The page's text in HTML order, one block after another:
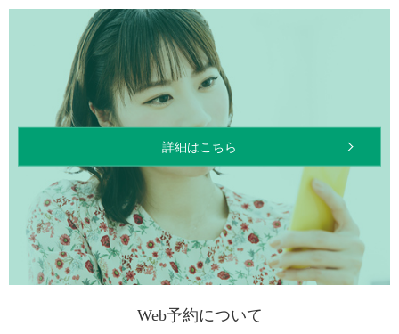
詳細はこちら
Web予約について